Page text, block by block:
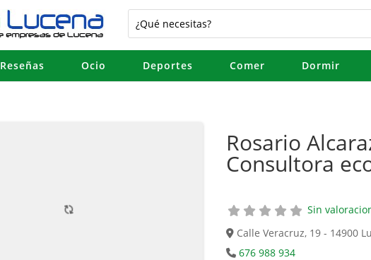
Reseñas Ocio Deportes Comer Dormir
Rosario
Consultora
Sin
Calle Veracruz, 19 - 14900
676 988 934